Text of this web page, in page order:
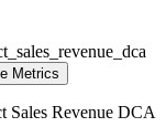
Metrics
Sales Revenue DCA